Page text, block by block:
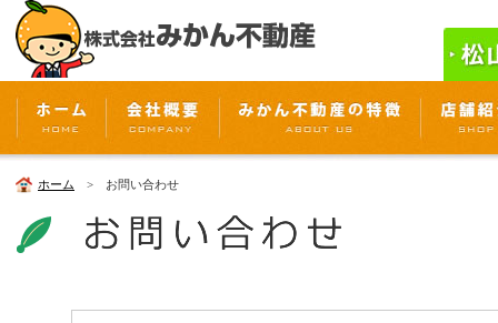
ホーム > お問い合わせ